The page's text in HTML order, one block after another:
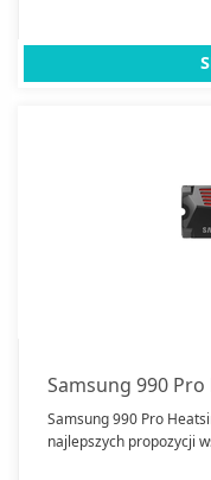
Samsung 990 Pro
Samsung 990 Pro
najlepszych propozycji